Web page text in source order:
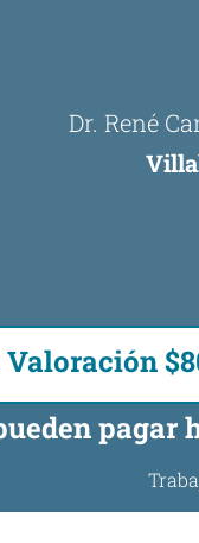
Dr. René
pagar